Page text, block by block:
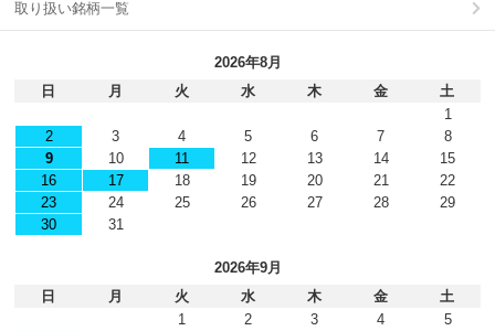
取り扱い銘柄一覧
2026年8月
日
月 火 水 木 金
土
1
2
3 4 5 6 7
8
9
10 11 12 13 14
15
16
17 18 19 20 21
22
23
24 25 26 27 28
29
30
31
2026年9月
日
月 火 水 木 金
土
1
2 3 4
5